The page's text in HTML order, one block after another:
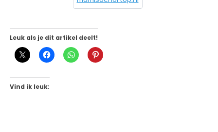
Leuk als je dit artikel deelt!
Vind ik leuk: